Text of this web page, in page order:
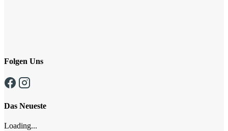
Folgen Uns
Das Neueste
Loading...